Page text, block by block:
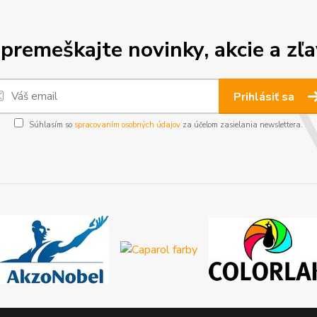
novinky, akcie a
Prihlásiť sa
Súhlasím so spracovaním osobných údajov za účelom zasielania newslettera.